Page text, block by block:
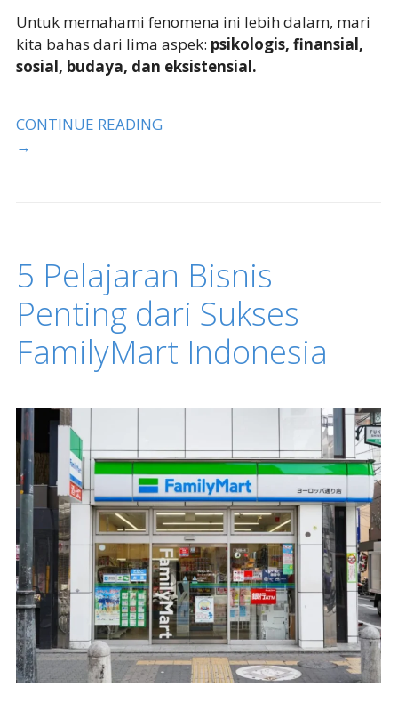
Untuk memahami fenomena ini lebih dalam, mari
kita bahas dari lima aspek: psikologis, finansial,
sosial, budaya, dan eksistensial.
CONTINUE READING
→
5 Pelajaran Bisnis
Penting dari Sukses
FamilyMart Indonesia